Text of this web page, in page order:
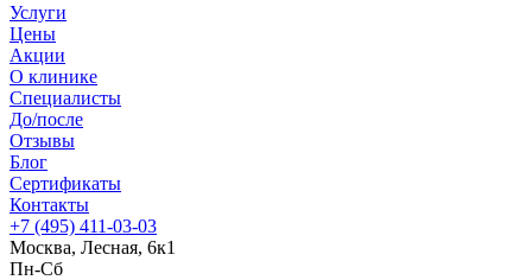
Услуги
Цены
Акции
О клинике
Специалисты
До/после
Отзывы
Блог
Сертификаты
Контакты
+7 (495) 411-03-03
Москва, Лесная, 6к1
Пн-Сб